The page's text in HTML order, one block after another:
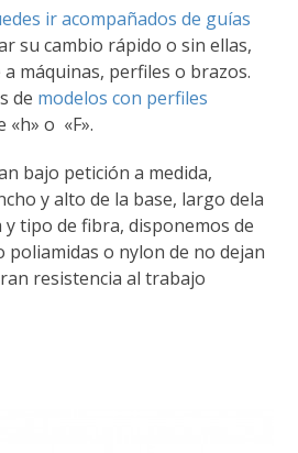
ir acompañados de guías
su cambio rápido o sin ellas,
máquinas, perfiles o brazos.
de modelos con perfiles
«h» o «F».
bajo petición a medida,
y alto de la base, largo dela
y tipo de fibra, disponemos de
poliamidas o nylon de no dejan
resistencia al trabajo